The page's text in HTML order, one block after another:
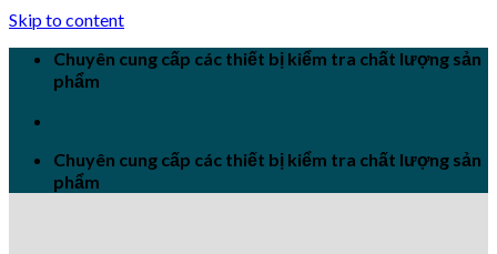
Skip to content
Chuyên cung cấp các thiết bị kiểm tra chất lượng sản
phẩm
Chuyên cung cấp các thiết bị kiểm tra chất lượng sản
phẩm